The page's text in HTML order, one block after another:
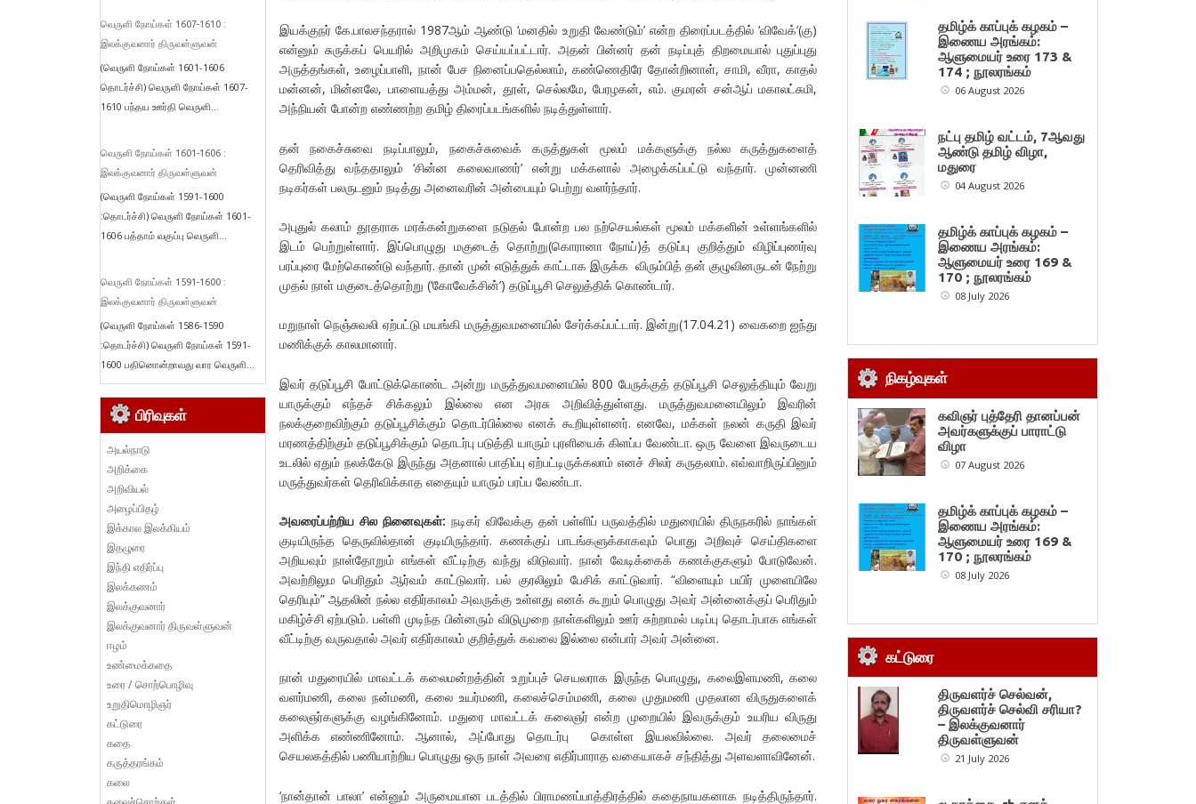
இயக்குநர் கே.பாலசந்தரால் 1987ஆம் ஆண்டு ‘மனதில் உறுதி வேண்டும்’ என்ற திரைப்படத்தில் ‘விவேக்’(கு)
என்னும் சுருக்கப் பெயரில் அறிமுகம் செய்யப்பட்டார். அதன் பின்னர் தன் நடிப்புத் திறமையால் புதுப்புது
அருத்தங்கள், உழைப்பாளி, நான் பேச நினைப்பதெல்லாம், கண்ணெதிரே தோன்றினாள், சாமி, வீரா, காதல்
மன்னன், மின்னலே, பாளையத்து அம்மன், தூள், செல்லமே, பேரழகன், எம். குமரன் சன்ஆப் மகாலட்சுமி,
அந்நியன் போன்ற எண்ணற்ற தமிழ் திரைப்படங்களில் நடித்துள்ளார்.
தன் நகைச்சுவை நடிப்பாலும், நகைச்சுவைக் கருத்துகள் மூலம் மக்களுக்கு நல்ல கருத்துகளைத்
தெரிவித்து வந்ததாலும் ‘சின்ன கலைவாணர்’ என்று மக்களால் அழைக்கப்பட்டு வந்தார். முன்னணி
நடிகர்கள் பலருடனும் நடித்து அனைவரின் அன்பையும் பெற்று வளர்ந்தார்.
அபுதுல் கலாம் தூதராக மரக்கன்றுகளை நடுதல் போன்ற பல நற்செயல்கள் மூலம் மக்களின் உள்ளங்களில்
இடம் பெற்றுள்ளார். இப்பொழுது மகுடைத் தொற்று(கொரானா நோய்)த் தடுப்பு குறித்தும் விழிப்புணர்வு
பரப்புரை மேற்கொண்டு வந்தார். தான் முன் எடுத்துக் காட்டாக இருக்க விரும்பித் தன் குழுவினருடன் நேற்று
முதல் நாள் மகுடைத்தொற்று (‘கோவேக்சின்’) தடுப்பூசி செலுத்திக் கொண்டார்.
மறுநாள் நெஞ்சுவலி ஏற்பட்டு மயங்கி மருத்துவமனையில் சேர்க்கப்பட்டார். இன்று(17.04.21) வைகறை ஐந்து
மணிக்குக் காலமானார்.
இவர் தடுப்பூசி போட்டுக்கொண்ட அன்று மருத்துவமனையில் 800 பேருக்குத் தடுப்பூசி செலுத்தியும் வேறு
யாருக்கும் எந்தச் சிக்கலும் இல்லை என அரசு அறிவித்துள்ளது. மருத்துவமனையிலும் இவரின்
நலக்குறைவிற்கும் தடுப்பூசிக்கும் தொடர்பில்லை எனக் கூறியுள்ளனர். எனவே, மக்கள் நலன் கருதி இவர்
மரணத்திற்கும் தடுப்பூசிக்கும் தொடர்பு படுத்தி யாரும் புரளியைக் கிளப்ப வேண்டா. ஒரு வேளை இவருடைய
உடலில் ஏதும் நலக்கேடு இருந்து அதனால் பாதிப்பு ஏற்பட்டிருக்கலாம் எனச் சிலர் கருதலாம். எவ்வாறிருப்பினும்
மருத்துவர்கள் தெரிவிக்காத எதையும் யாரும் பரப்ப வேண்டா.
அவரைப்பற்றிய சில நினைவுகள்: நடிகர் விவேக்கு தன் பள்ளிப் பருவத்தில் மதுரையில் திருநகரில் நாங்கள்
குடியிருந்த தெருவில்தான் குடியிருந்தார். கணக்குப் பாடங்களுக்காகவும் பொது அறிவுச் செய்திகளை
அறியவும் நாள்தோறும் எங்கள் வீட்டிற்கு வந்து விடுவார். நான் வேடிக்கைக் கணக்குகளும் போடுவேன்.
அவற்றிலும பெரிதும் ஆர்வம் காட்டுவார். பல் குரலிலும் பேசிக் காட்டுவார். “விளையும் பயிர் முளையிலே
தெரியும்” ஆதலின் நல்ல எதிர்காலம் அவருக்கு உள்ளது எனக் கூறும் பொழுது அவர் அன்னைக்குப் பெரிதும்
மகிழ்ச்சி ஏற்படும். பள்ளி முடிந்த பின்னரும் விடுமுறை நாள்களிலும் ஊர் சுற்றாமல் படிப்பு தொடர்பாக எங்கள்
வீட்டிற்கு வருவதால் அவர் எதிர்காலம் குறித்துக் கவலை இல்லை என்பார் அவர் அன்னை.
நான் மதுரையில் மாவட்டக் கலைமன்றத்தின் உறுப்புச் செயலராக இருந்த பொழுது, கலைஇளமணி, கலை
வளர்மணி, கலை நன்மணி, கலை உயர்மணி, கலைச்செம்மணி, கலை முதுமணி முதலான விருதுகளைக்
கலைஞர்களுக்கு வழங்கினோம். மதுரை மாவட்டக் கலைஞர் என்ற முறையில் இவருக்கும் உயரிய விருது
அளிக்க எண்ணினோம். ஆனால், அப்போது தொடர்பு கொள்ள இயலவில்லை. அவர் தலைமைச்
செயலகத்தில் பணியாற்றிய பொழுது ஒரு நாள் அவரை எதிர்பாராத வகையாகச் சந்தித்து அளவளாவினேன்.
‘நான்தான் பாலா’ என்னும் அருமையான படத்தில் பிராமணப்பாத்திரத்தில் கதைநாயகனாக நடித்திருந்தார்.
வெருளி நோய்கள் 1607-1610 :
இலக்குவனார் திருவள்ளுவன்
(வெருளி நோய்கள் 1601-1606
தொடர்ச்சி) வெருளி நோய்கள் 1607-
1610 பந்தய ஊர்தி வெருளி...
வெருளி நோய்கள் 1601-1606 :
இலக்குவனார் திருவள்ளுவன்
(வெருளி நோய்கள் 1591-1600
:தொடர்ச்சி) வெருளி நோய்கள் 1601-
1606 பத்தாம் வகுப்பு வெருளி...
வெருளி நோய்கள் 1591-1600 :
இலக்குவனார் திருவள்ளுவன்
(வெருளி நோய்கள் 1586-1590
:தொடர்ச்சி) வெருளி நோய்கள் 1591-
1600 பதினொன்றாவது வார வெருளி...
பிரிவுகள்
அயல்நாடு
அறிக்கை
அறிவியல்
அழைப்பிதழ்
இக்கால இலக்கியம்
இதழுரை
இந்தி எதிர்ப்பு
இலக்கணம்
இலக்குவனார்
இலக்குவனார் திருவள்ளுவன்
ஈழம்
உண்மைக்கதை
உரை / சொற்பொழிவு
உறுதிமொழிஞர்
கட்டுரை
கதை
கருத்தரங்கம்
கலை
தமிழ்க் காப்புக் கழகம் –
இணைய அரங்கம்:
ஆளுமையர் உரை 173 &
174 ; நூலரங்கம்
06 August 2026
நட்பு தமிழ் வட்டம், 7ஆவது
ஆண்டு தமிழ் விழா,
மதுரை
04 August 2026
தமிழ்க் காப்புக் கழகம் –
இணைய அரங்கம்:
ஆளுமையர் உரை 169 &
170 ; நூலரங்கம்
08 July 2026
நிகழ்வுகள்
கவிஞர் புத்தேரி தானப்பன்
அவர்களுக்குப் பாராட்டு
விழா
07 August 2026
தமிழ்க் காப்புக் கழகம் –
இணைய அரங்கம்:
ஆளுமையர் உரை 169 &
170 ; நூலரங்கம்
08 July 2026
கட்டுரை
திருவளர்ச் செல்வன்,
திருவளர்ச் செல்வி சரியா?
– இலக்குவனார்
திருவள்ளுவன்
21 July 2026